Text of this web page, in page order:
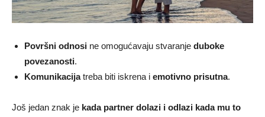
Površni odnosi ne omogućavaju stvaranje duboke
povezanosti.
Komunikacijatreba biti iskrena i emotivno prisutna.
Još jedan znak je kada partner dolazi i odlazi kada mu to